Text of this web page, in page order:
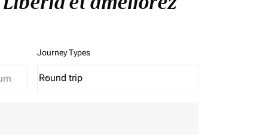
Journey Types
Journey Types option Round trip Selected
Round trip
keyboard_arrow_down